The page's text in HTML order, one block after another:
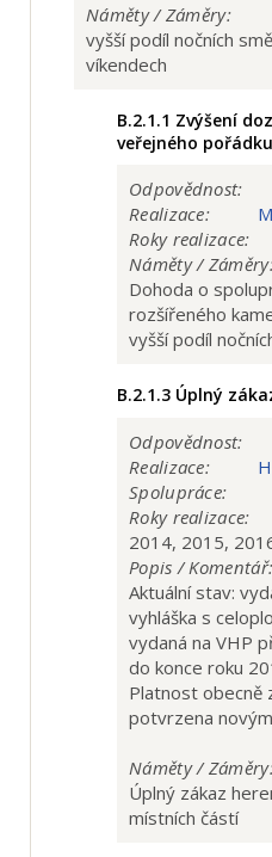
Náměty / Záměry:
vyšší podíl nočních
víkendech
B.2.1.1 Zvýšení
veřejného pořádku
Odpovědnost:
Realizace:
Roky realizace:
Náměty /
Dohoda o
rozšířeného
vyšší podíl
B.2.1.3 Úplný
Odpovědnost:
Realizace:
Spolupráce:
Roky realizace:
2014, 2015,
Popis / Komentář:
Aktuální stav:
vyhláška s
vydaná na VHP
do konce roku
Platnost obecně
potvrzena
Náměty /
Úplný zákaz
místních částí